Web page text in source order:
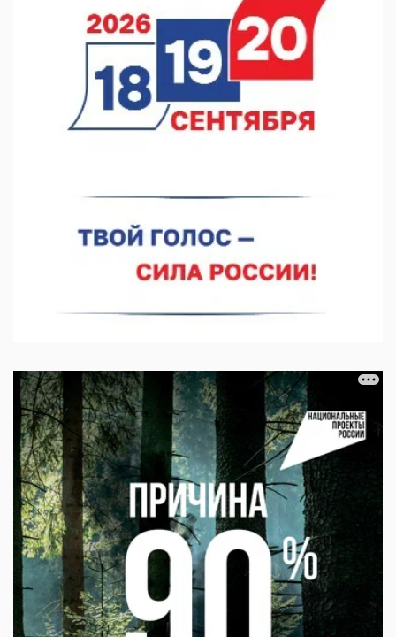
07.08.2026 12:04
В Нижегородской области созданы четыре ММЦ
07.08.2026 11:46